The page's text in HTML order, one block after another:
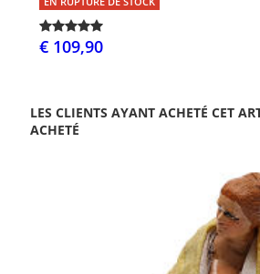
€ 109,90
LES CLIENTS AYANT ACHETÉ CET
ACHETÉ